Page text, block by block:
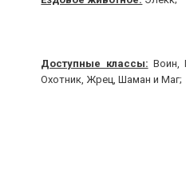
Доступные классы: Воин,
Охотник, Жрец, Шаман и Маг;